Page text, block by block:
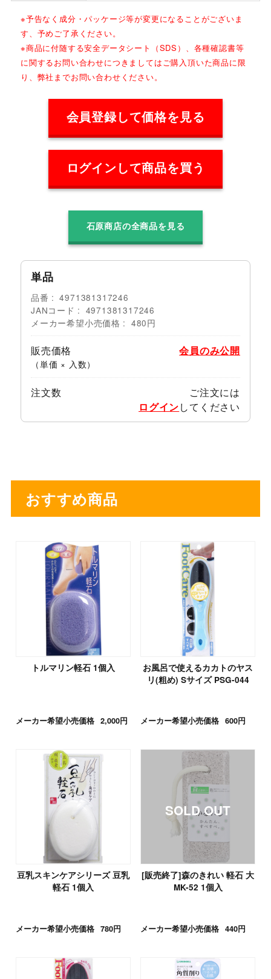
※予告なく成分・パッケージ等が変更になることがございま
す、予めご了承ください。
※商品に付随する安全データシート（SDS）、各種確認書等
に関するお問い合わせにつきましてはご購入頂いた商品に限
り、弊社までお問い合わせください。
会員登録して価格を見る
ログインして商品を買う
石原商店の全商品を見る
単品
品番
4971381317246
JANコード
4971381317246
メーカー希望小売価格
480円
販売価格
（単価 × 入数）
会員のみ公開
注文数
ご注文には
ログインしてください
おすすめ商品
トルマリン軽石 1個入
メーカー希望小売価格 2,000円
お風呂で使えるカカトのヤス
リ(粗め) Sサイズ PSG-044
メーカー希望小売価格 600円
豆乳スキンケアシリーズ 豆乳
軽石 1個入
メーカー希望小売価格 780円
[販売終了]森のきれい 軽石 大
MK-52 1個入
メーカー希望小売価格 440円